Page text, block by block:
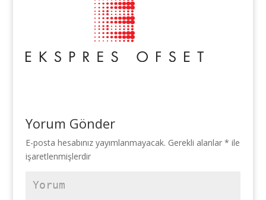
Yorum Gönder
E-posta hesabınız yayımlanmayacak. Gerekli alanlar * ile
işaretlenmişlerdir